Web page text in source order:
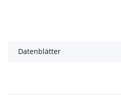
Datenblätter